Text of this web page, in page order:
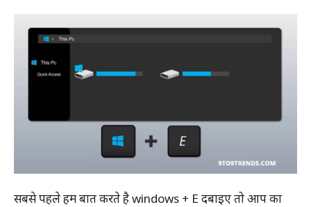
सबसे पहले हम बात करते है windows + E दबाइए तो आप का